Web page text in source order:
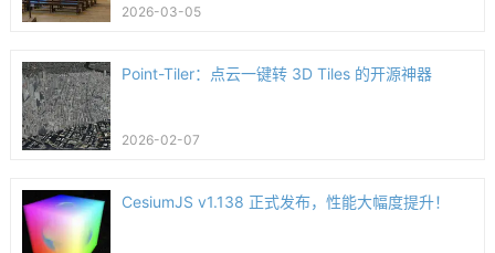
2026-03-05
Point-Tiler：点云一键转 3D Tiles 的开源神器
2026-02-07
CesiumJS v1.138 正式发布，性能大幅度提升！